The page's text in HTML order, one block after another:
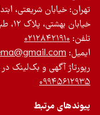
خیابان شریعتی، ابتدای
بهشتی، پلاک ۱۲، طبقه سوم، واحد ۵
۰۲۱۲۸۴۲۱۹۱۰
آگهی و بک‌لینک در
مرتبط